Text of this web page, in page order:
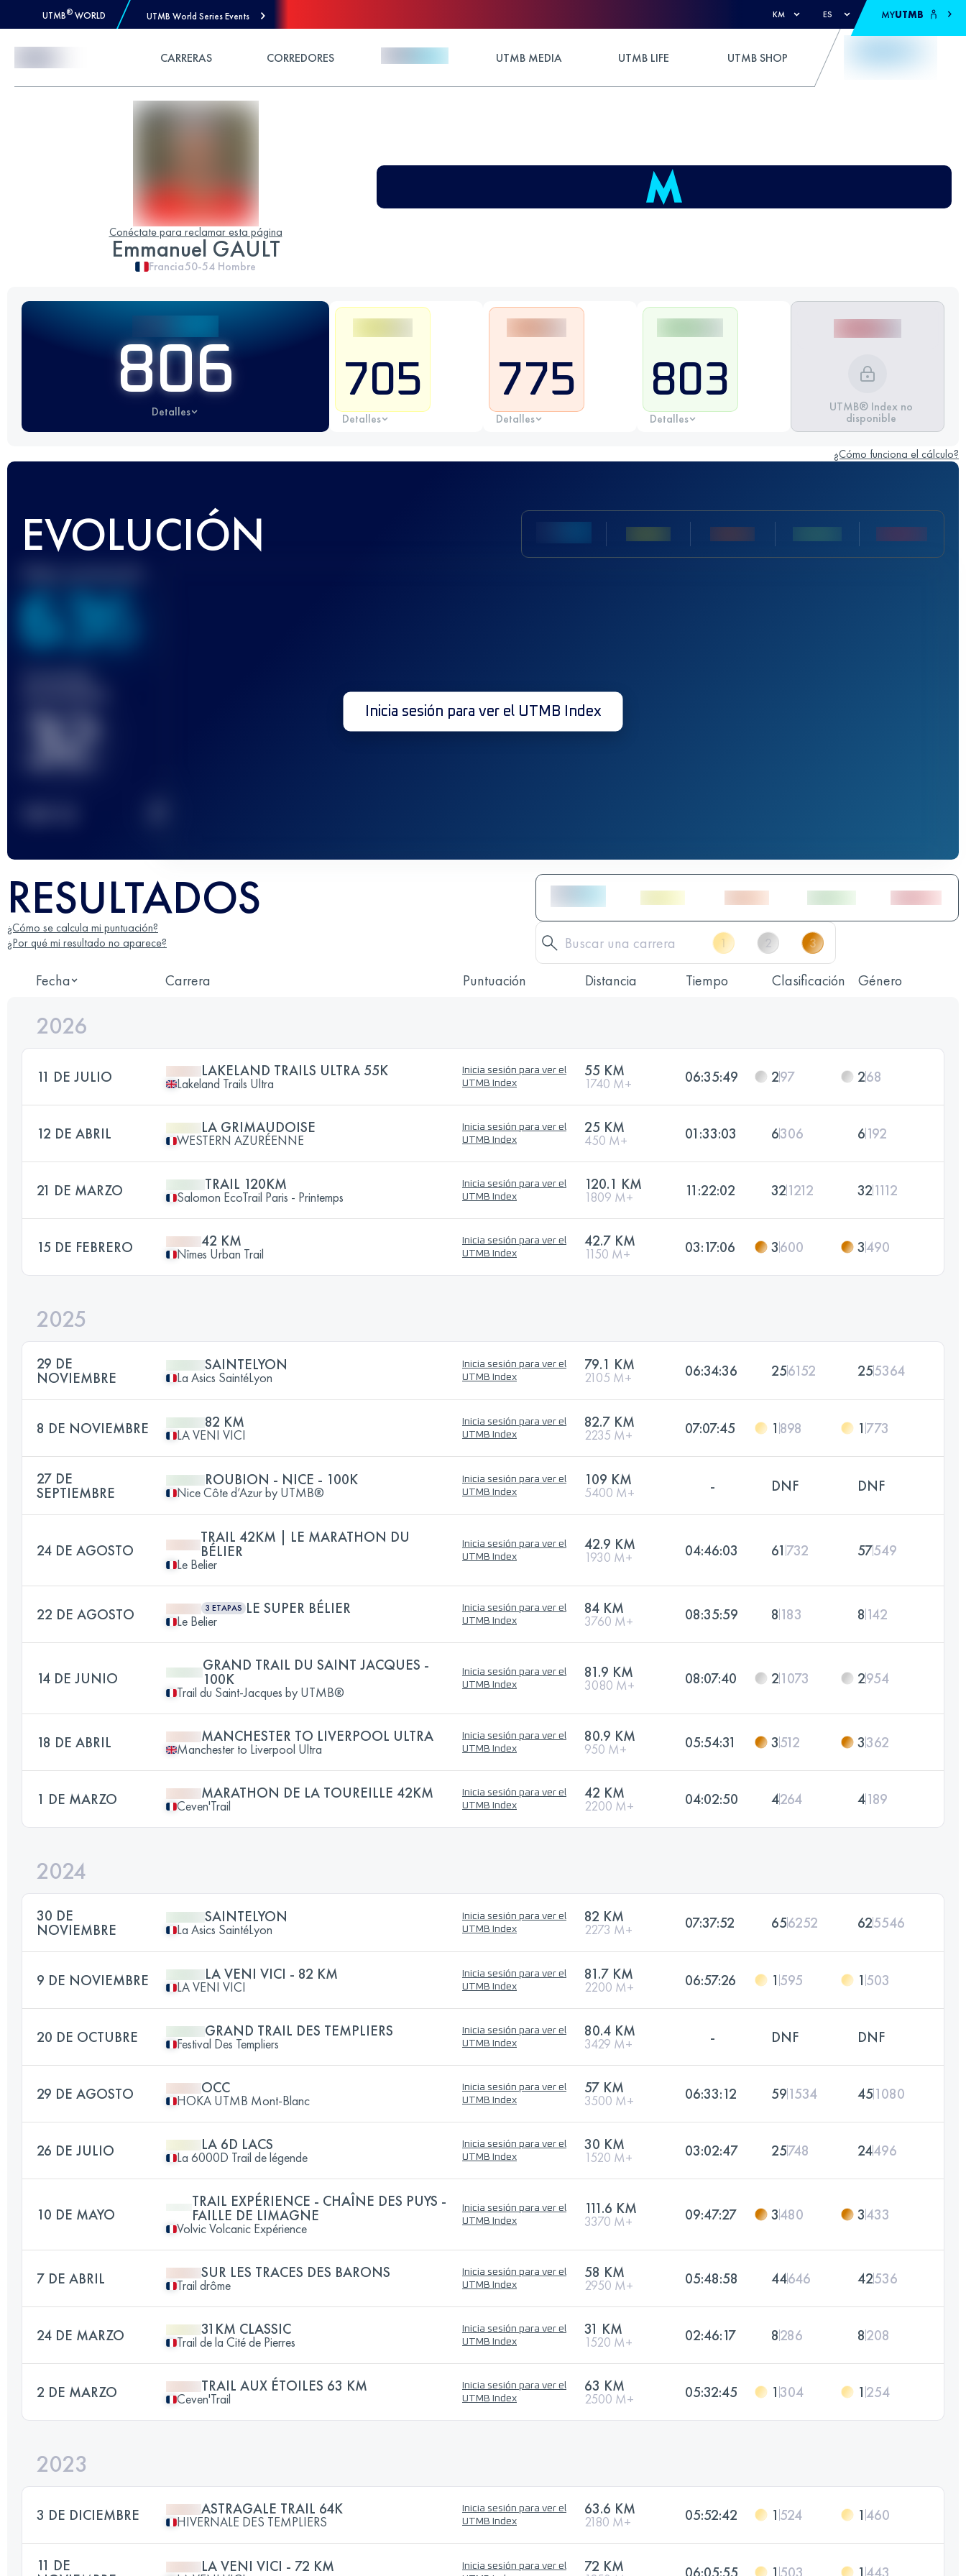
UTMB® WORLD UTMB World Series Events KM ES MYUTMB
CARRERAS CORREDORES UTMB MEDIA UTMB LIFE UTMB SHOP
Conéctate para reclamar esta página
Emmanuel GAULT
Francia50-54 Hombre
806
Detalles
705
Detalles
775
Detalles
803
Detalles
UTMB® Index no
disponible
¿Cómo funciona el cálculo?
EVOLUCIÓN
636
32 Inicia sesión para ver el UTMB Index
RESULTADOS
¿Cómo se calcula mi puntuación?
¿Por qué mi resultado no aparece?
Fecha Carrera Puntuación Distancia Tiempo Clasificación Género
2026
11 DE JULIO LAKELAND TRAILS ULTRA 55K
Lakeland Trails Ultra
Inicia sesión para ver el
UTMB Index
55 KM
1740 M+ 06:35:49 297 268
12 DE ABRIL LA GRIMAUDOISE
WESTERN AZURÉENNE
Inicia sesión para ver el
UTMB Index
25 KM
450 M+ 01:33:03 6306 6192
21 DE MARZO TRAIL 120KM
Salomon EcoTrail Paris - Printemps
Inicia sesión para ver el
UTMB Index
120.1 KM
1809 M+ 11:22:02 321212 321112
15 DE FEBRERO 42 KM
Nîmes Urban Trail
Inicia sesión para ver el
UTMB Index
42.7 KM
1150 M+ 03:17:06 3600 3490
2025
29 DE
NOVIEMBRE
SAINTELYON
La Asics SaintéLyon
Inicia sesión para ver el
UTMB Index
79.1 KM
2105 M+ 06:34:36 256152 255364
8 DE NOVIEMBRE 82 KM
LA VENI VICI
Inicia sesión para ver el
UTMB Index
82.7 KM
2235 M+ 07:07:45 1 898 1 773
27 DE
SEPTIEMBRE
ROUBION - NICE - 100K
Nice Côte d’Azur by UTMB®
Inicia sesión para ver el
UTMB Index
109 KM
5400 M+ - DNF DNF
24 DE AGOSTO
TRAIL 42KM | LE MARATHON DU
BÉLIER
Le Belier
Inicia sesión para ver el
UTMB Index
42.9 KM
1930 M+ 04:46:03 61 732 57549
22 DE AGOSTO 3 ETAPAS LE SUPER BÉLIER
Le Belier
Inicia sesión para ver el
UTMB Index
84 KM
3760 M+ 08:35:59 8 183 8 142
14 DE JUNIO
GRAND TRAIL DU SAINT JACQUES -
100K
Trail du Saint-Jacques by UTMB®
Inicia sesión para ver el
UTMB Index
81.9 KM
3080 M+ 08:07:40 21073 2954
18 DE ABRIL MANCHESTER TO LIVERPOOL ULTRA
Manchester to Liverpool Ultra
Inicia sesión para ver el
UTMB Index
80.9 KM
950 M+ 05:54:31 3512 3362
1 DE MARZO MARATHON DE LA TOUREILLE 42KM
Ceven'Trail
Inicia sesión para ver el
UTMB Index
42 KM
2200 M+ 04:02:50 4264 4189
2024
30 DE
NOVIEMBRE
SAINTELYON
La Asics SaintéLyon
Inicia sesión para ver el
UTMB Index
82 KM
2273 M+ 07:37:52 656252 625546
9 DE NOVIEMBRE LA VENI VICI - 82 KM
LA VENI VICI
Inicia sesión para ver el
UTMB Index
81.7 KM
2200 M+ 06:57:26 1 595 1 503
20 DE OCTUBRE GRAND TRAIL DES TEMPLIERS
Festival Des Templiers
Inicia sesión para ver el
UTMB Index
80.4 KM
3429 M+ - DNF DNF
29 DE AGOSTO OCC
HOKA UTMB Mont-Blanc
Inicia sesión para ver el
UTMB Index
57 KM
3500 M+ 06:33:12 591534 451080
26 DE JULIO LA 6D LACS
La 6000D Trail de légende
Inicia sesión para ver el
UTMB Index
30 KM
1520 M+ 03:02:47 25748 24496
10 DE MAYO
TRAIL EXPÉRIENCE - CHAÎNE DES PUYS -
FAILLE DE LIMAGNE
Volvic Volcanic Expérience
Inicia sesión para ver el
UTMB Index
111.6 KM
3370 M+ 09:47:27 3480 3433
7 DE ABRIL SUR LES TRACES DES BARONS
Trail drôme
Inicia sesión para ver el
UTMB Index
58 KM
2950 M+ 05:48:58 44646 42536
24 DE MARZO 31KM CLASSIC
Trail de la Cité de Pierres
Inicia sesión para ver el
UTMB Index
31 KM
1520 M+ 02:46:17 8286 8208
2 DE MARZO TRAIL AUX ÉTOILES 63 KM
Ceven'Trail
Inicia sesión para ver el
UTMB Index
63 KM
2500 M+ 05:32:45 1304 1 254
2023
3 DE DICIEMBRE ASTRAGALE TRAIL 64K
HIVERNALE DES TEMPLIERS
Inicia sesión para ver el
UTMB Index
63.6 KM
2180 M+ 05:52:42 1 524 1 460
11 DE LA VENI VICI - 72 KM
Inicia sesión para ver el
72 KM